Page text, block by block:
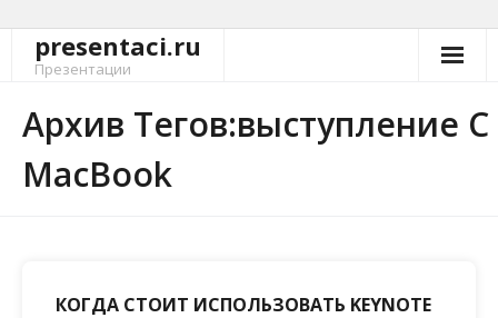
Перейтиpresentaci.ru
Презентации
Архив Тегов:выступление С
MacBook
КОГДА СТОИТ ИСПОЛЬЗОВАТЬ KEYNOTE